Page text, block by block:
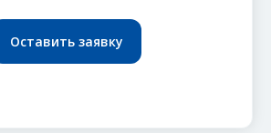
Оставить заявку